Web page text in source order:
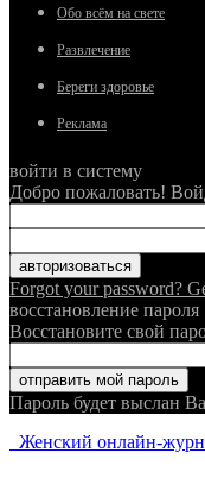
Обо всём на свете
Развлечение
Береги здоровье
Реклама
войти в систему
Добро пожаловать!
Forgot your password?
восстановление пароля
Восстановите свой
Пароль будет выслан
Женский онлайн-